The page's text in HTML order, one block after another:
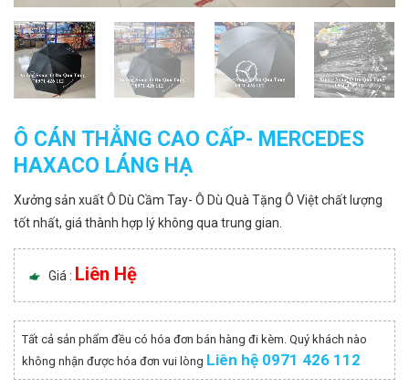
Ô CÁN THẲNG CAO CẤP- MERCEDES
HAXACO LÁNG HẠ
Xưởng sản xuất Ô Dù Cầm Tay- Ô Dù Quà Tặng Ô Việt chất lượng
tốt nhất, giá thành hợp lý không qua trung gian.
Giá : Liên Hệ
Tất cả sản phẩm đều có hóa đơn bán hàng đi kèm. Quý khách nào
không nhận được hóa đơn vui lòng Liên hệ 0971 426 112